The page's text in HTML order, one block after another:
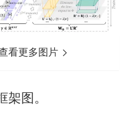
看更多图片
图。